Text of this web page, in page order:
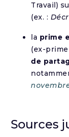
Travail)
(ex. :
la prime
(ex-
de
Sources